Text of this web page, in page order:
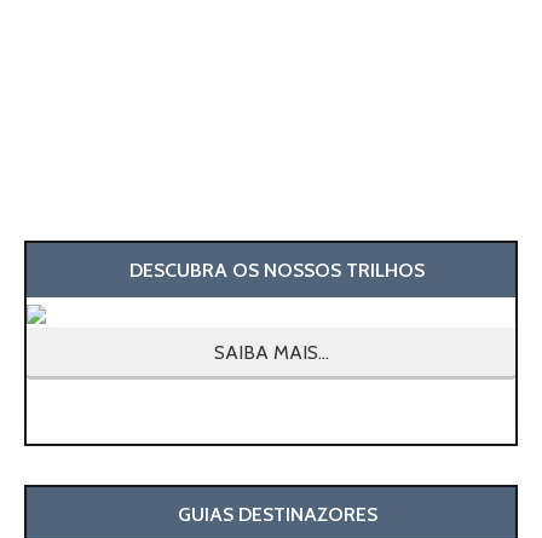
DESCUBRA OS NOSSOS TRILHOS
SAIBA MAIS...
GUIAS DESTINAZORES